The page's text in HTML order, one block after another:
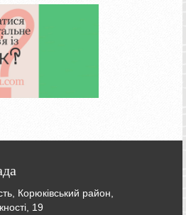
Корюківський район,
19